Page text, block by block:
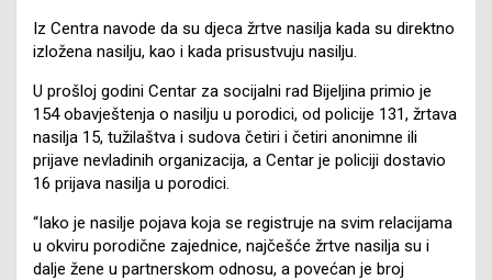
Iz Centra navode da su djeca žrtve nasilja kada su direktno
izložena nasilju, kao i kada prisustvuju nasilju.
U prošloj godini Centar za socijalni rad Bijeljina primio je
154 obavještenja o nasilju u porodici, od policije 131, žrtava
nasilja 15, tužilaštva i sudova četiri i četiri anonimne ili
prijave nevladinih organizacija, a Centar je policiji dostavio
16 prijava nasilja u porodici.
“Iako je nasilje pojava koja se registruje na svim relacijama
u okviru porodične zajednice, najčešće žrtve nasilja su i
dalje žene u partnerskom odnosu, a povećan je broj